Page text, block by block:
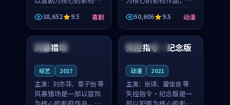
品，围绕危机、反转与
人物成长展开，整体节
奏紧凑，值得推荐观
看。
38,652 9.5 喜剧
绕危机、反转与人物成
长展开，整体节奏紧
凑，值得推荐观看。
50,606 9.5 动漫
英国 完结
风暴猎场
综艺 2017
主演： 刘亦菲、章子怡 等
风暴猎场是一部以冒险
日本 完结
失控指令·纪念版
动漫 2021
主演： 张译、雷佳音 等
失控指令·纪念版是一